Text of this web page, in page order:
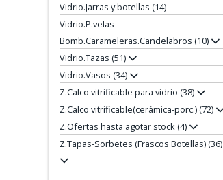
Vidrio.Jarras y botellas (14)
Vidrio.P.velas-
Bomb.Carameleras.Candelabros (10)
Vidrio.Tazas (51)
Vidrio.Vasos (34)
Z.Calco vitrificable para vidrio (38)
Z.Calco vitrificable(cerámica-porc.) (72)
Z.Ofertas hasta agotar stock (4)
Z.Tapas-Sorbetes (Frascos Botellas) (36)